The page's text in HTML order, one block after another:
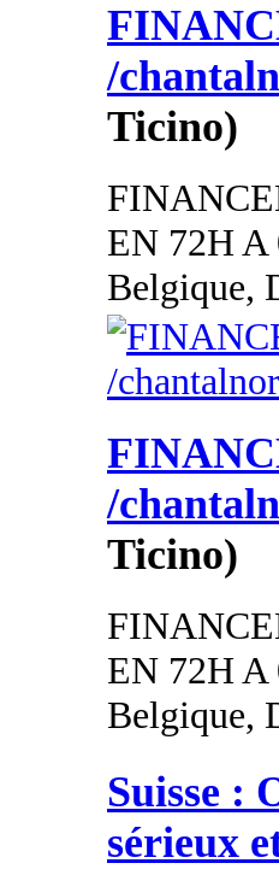
/
Ticino)
EN 72H A
Belgique,
/
Ticino)
EN 72H A
Belgique,
Suisse :
sérieux